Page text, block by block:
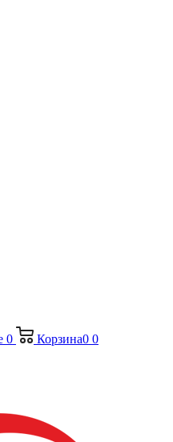
0 Корзина0 0